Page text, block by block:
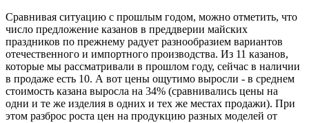
Сравнивая ситуацию с прошлым годом, можно отметить, что
число предложение казанов в преддверии майских
праздников по прежнему радует разнообразием вариантов
отечественного и импортного производства. Из 11 казанов,
которые мы рассматривали в прошлом году, сейчас в наличии
в продаже есть 10. А вот цены ощутимо выросли - в среднем
стоимость казана выросла на 34% (сравнивались цены на
одни и те же изделия в одних и тех же местах продажи). При
этом разброс роста цен на продукцию разных моделей от